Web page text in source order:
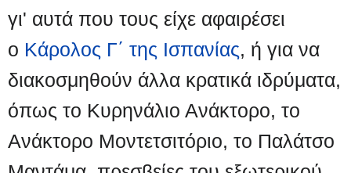
γι' αυτά που τους είχε αφαιρέσει
ο Κάρολος Γ΄ της Ισπανίας, ή για να
διακοσμηθούν άλλα κρατικά ιδρύματα,
όπως το Κυρηνάλιο Ανάκτορο, το
Ανάκτορο Μοντετσιτόριο, το Παλάτσο